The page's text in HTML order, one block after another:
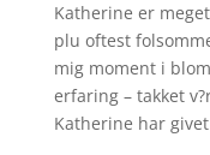
Katherine er
plu oftest
mig moment i
erfaring – takket
Katherine har